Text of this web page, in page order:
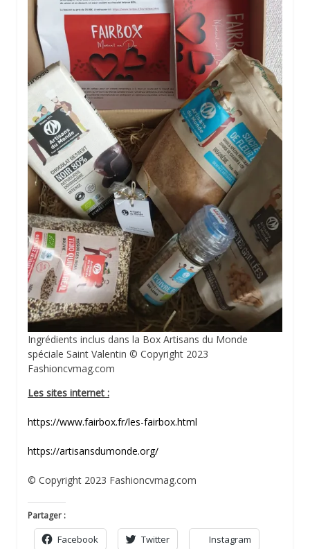
Ingrédients inclus dans la Box Artisans du Monde
spéciale Saint Valentin © Copyright 2023
Fashioncvmag.com
Les sites internet :
https://www.fairbox.fr/les-fairbox.html
https://artisansdumonde.org/
© Copyright 2023 Fashioncvmag.com
Partager :
Facebook Twitter Instagram